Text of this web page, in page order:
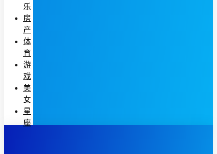
乐
房
产
体
育
游
戏
美
女
星
座